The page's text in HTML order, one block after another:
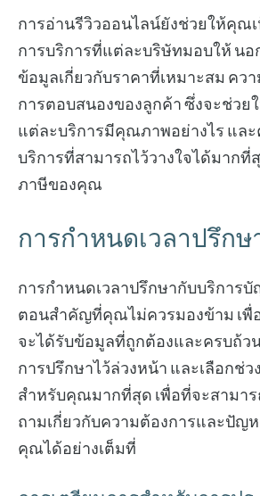
การอ่านรีวิวออนไลน์ยังช่วยให้คุณ
การบริการที่แต่ละบริษัทมอบให้ น
ข้อมูลเกี่ยวกับราคาที่เหมาะสม คว
การตอบสนองของลูกค้า ซึ่งจะช่วย
แต่ละบริการมีคุณภาพอย่างไร แล
บริการที่สามารถไว้วางใจได้มากที่
ภาษีของคุณ
การกำหนดเวลาปรึกษ
การกำหนดเวลาปรึกษากับบริการ
ตอนสำคัญที่คุณไม่ควรมองข้าม เพื่
จะได้รับข้อมูลที่ถูกต้องและครบถ้ว
การปรึกษาไว้ล่วงหน้า และเลือกช่ว
สำหรับคุณมากที่สุด เพื่อที่จะสามา
ถามเกี่ยวกับความต้องการและปัญห
คุณได้อย่างเต็มที่